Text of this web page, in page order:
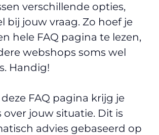
verschillende opties,
bij jouw vraag. Zo hoef je
hele FAQ pagina te lezen,
webshops soms wel
Handig!
FAQ pagina krijg je
over jouw situatie. Dit is
advies gebaseerd op